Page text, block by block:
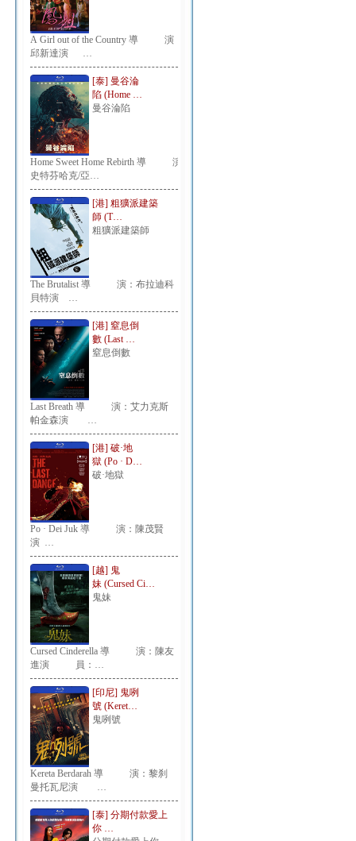
A Girl out of the Country 導 演：
邱新達演 …
[泰] 曼谷淪
陷 (Home …
曼谷淪陷
Home Sweet Home Rebirth 導 演：
史特芬哈克/亞…
[港] 粗獷派建築
師 (T…
粗獷派建築師
The Brutalist 導 演：布拉迪科
貝特演 …
[港] 窒息倒
數 (Last …
窒息倒數
Last Breath 導 演：艾力克斯
帕金森演 …
[港] 破·地
獄 (Po · D…
破·地獄
Po · Dei Juk 導 演：陳茂賢
演 …
[越] 鬼
妹 (Cursed Ci…
鬼妹
Cursed Cinderella 導 演：陳友
進演 員：…
[印尼] 鬼咧
號 (Keret…
鬼咧號
Kereta Berdarah 導 演：黎刹
曼托瓦尼演 …
[泰] 分期付款愛上
你 …